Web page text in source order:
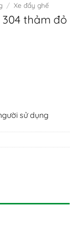
/ Xe đẩy ghế
thảm đỏ
sử dụng